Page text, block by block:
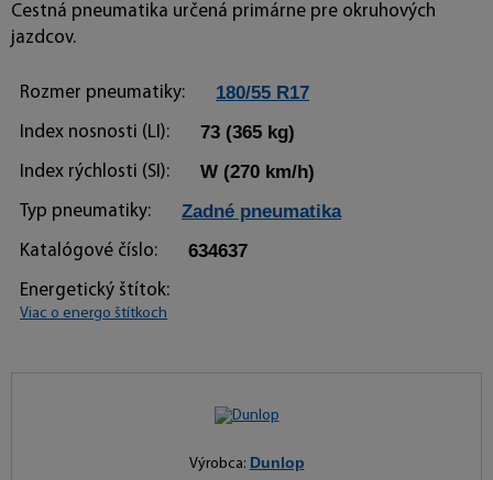
Cestná pneumatika určená primárne pre okruhových
jazdcov.
Rozmer pneumatiky: 180/55 R17
Index nosnosti (LI): 73 (365 kg)
Index rýchlosti (SI): W (270 km/h)
Typ pneumatiky: Zadné pneumatika
Katalógové číslo: 634637
Energetický štítok:
Viac o energo štítkoch
Výrobca: Dunlop